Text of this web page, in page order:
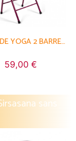
CHAISE DE YOGA 2 BARRES HAUTE
59,00 €
sans